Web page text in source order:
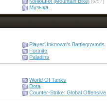
(6/57)
Музыка
PlayerUnknown’s Battlegrounds
Fortnite
Paladins
World Of Tanks
Dota
Counter-Strike: Global Offensive